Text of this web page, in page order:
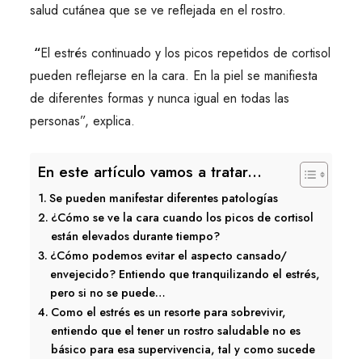
salud cutánea que se ve reflejada en el rostro.
“El estrés continuado y los picos repetidos de cortisol
pueden reflejarse en la cara. En la piel se manifiesta
de diferentes formas y nunca igual en todas las
personas”, explica.
En este artículo vamos a tratar...
Se pueden manifestar diferentes patologías
¿Cómo se ve la cara cuando los picos de cortisol
están elevados durante tiempo?
¿Cómo podemos evitar el aspecto cansado/
envejecido? Entiendo que tranquilizando el estrés,
pero si no se puede…
Como el estrés es un resorte para sobrevivir,
entiendo que el tener un rostro saludable no es
básico para esa supervivencia, tal y como sucede